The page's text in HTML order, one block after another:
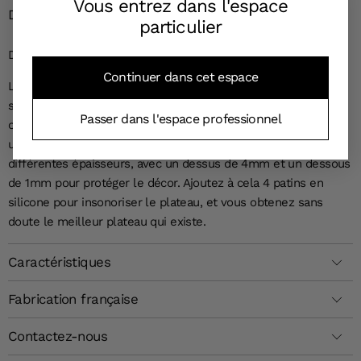
Vous entrez dans l'espace
particulier
Continuer dans cet espace
Passer dans l'espace professionnel
Détails du produit
DECOUVREZ L'ELEGANCE DU PLATEAU ACRYLIQUE LIN
Le Plateau Acrylique Lin décoratif de Platex est plus qu'un
simple plateau de service. Fabriqué en France, ce plateau
combine durabilité, design unique et élégance. Son éclat
unique est dû à l'assemblage de deux plaques d'acrylique de
différentes épaisseurs, avec un dessus de 4mm et un dessous
de 1mm pour protéger le décor. Ajoutez à cela 4 patins en
silicone pour insonoriser le plateau, et vous obtenez sans
doute le meilleur plateau qui existe.
Caractéristiques
Fabrication française
Contactez-nous